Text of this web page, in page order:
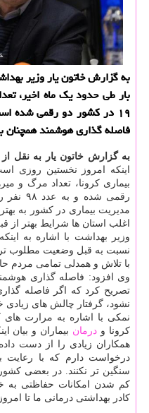
به گزارش خاتون یار وزیر
بار طی حدود یك ماه اخیر،
۱۹ در كشور دو رقمی شده
فاصله گذاری هوشمند همچنان
به گزارش خاتون یار به نقل از
اینكه امروز نخستین
رقمی
مدیریت بیماری در كشور به
اغلب استان ها شرایط بهتر از
وزیر بهداشت با اشاره به
نسبت به قبل وضعیت مطلوب
با تلاش و همدلی تمامی مردم
وی افزود: فاصله گذاری
تصریح كرد كه اگر فاصله
نشود، گرفتار چالش های زیادی
نمكی با اشاره به مرارت های
كرونا و درمان بیماران و بیان
همكاران زیادی را از دست
درخواست دارم كه با رعایت
سنگین تر نكنند. در بعضی
كم شدن امكانات حفاظتی به
كادر بهداشتی درمانی ما تا